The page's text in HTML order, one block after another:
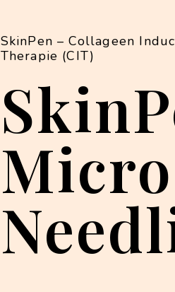
SkinPen – Collageen
Therapie (CIT)